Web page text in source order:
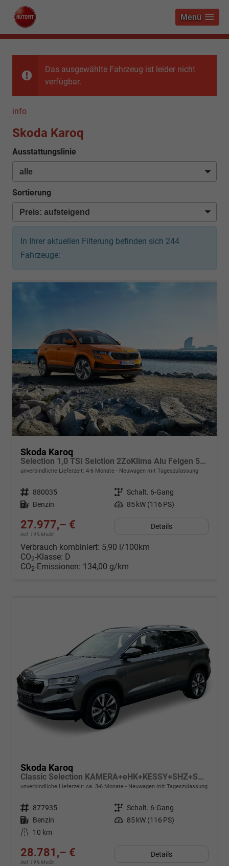
Menü
Das ausgewählte Fahrzeug ist leider nicht
verfügbar.
info
Skoda Karoq
Ausstattungslinie
Sortierung
In Ihrer aktuellen Filterung befinden sich 244
Fahrzeuge:
Skoda Karoq
Selection 1,0 TSI Selction 2ZoKlima Alu Felgen 5J Garantie Sitzheizung LED Scheinwerfer Tempomat
unverbindliche Lieferzeit: 4-6 Monate Neuwagen mit Tageszulassung
Fahrzeugnr. 880035 Getriebe Schalt. 6-Gang
Kraftstoff Benzin Leistung 85 kW (116 PS)
27.977,– €
incl. 19% MwSt.
Details
Verbrauch kombiniert: 5,90 l/100km
CO2-Klasse: D
CO2-Emissionen: 134,00 g/km
Skoda Karoq
Classic Selection KAMERA+eHK+KESSY+SHZ+SMARTLINK+LED+16" ALU
unverbindliche Lieferzeit: ca. 3-6 Monate Neuwagen mit Tageszulassung
Fahrzeugnr. 877935 Getriebe Schalt. 6-Gang
Kraftstoff Benzin Leistung 85 kW (116 PS)
Kilometerstand
10 km
28.781,– €
incl. 19% MwSt.
Details